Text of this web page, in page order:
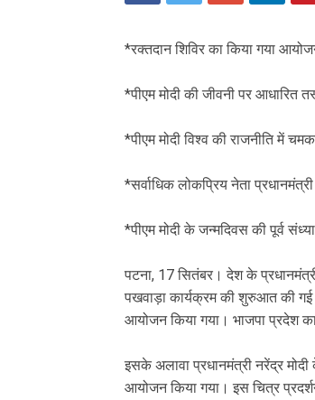
‎*रक्तदान शिविर का किया गया
‎*पीएम मोदी की जीवनी पर आधारित
‎*पीएम मोदी विश्व की राजनीति में
‎*सर्वाधिक लोकप्रिय नेता
‎*पीएम मोदी के जन्मदिवस की पूर्व
‎पटना, 17 सितंबर। देश के
पखवाड़ा कार्यक्रम की शुरुआत की
आयोजन किया गया। भाजपा प्रदेश
‎इसके अलावा प्रधानमंत्री नरेंद्र
आयोजन किया गया। इस चित्र